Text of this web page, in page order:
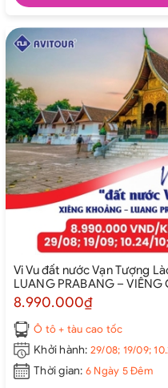
Vi Vu đất nước Vạn Tượng
LUANG PRABANG – VIÊNG
8.990.000₫
Ô tô + tàu cao tốc
Khởi hành: 29/08; 19/09;
Thời gian: 6 Ngày 5 Đêm